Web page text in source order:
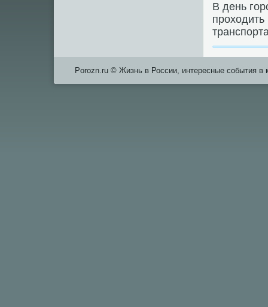
В день
Porozn.ru © Жизнь в России, интересные события в